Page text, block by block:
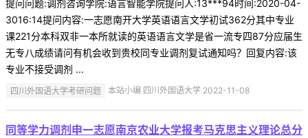
提问问题:调剂咨询学院:语言智能学院提问人:13***94时间:2020-04-
3016:14提问内容:一志愿南开大学英语语言文学初试362分其中专业
课221分本科双非一本所就读的英语语言文学是省一流专四87分应届生
无专八成绩请问有机会收到贵校同专业调剂复试通知吗？回复内容:该
专业不接受调剂 ...
四川外国语大学考研问题 本站小编 四川外国语大学 2022-11-08
同等学力调剂申一志愿南京农业大学报考马克思主义理论总分